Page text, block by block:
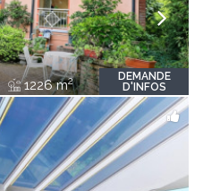
1226 m2
DEMANDE
D'INFOS